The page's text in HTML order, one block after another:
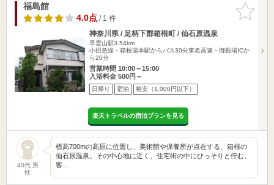
お気に入
りに追加
福島館
4.0点/ 1 件
神奈川県 / 足柄下郡箱根町 / 仙石原温泉
早雲山駅3.54km
小田急線・箱根湯本駅からバス30分東名高速・御殿場ICか
ら20分
営業時間 10:00～15:00
入浴料金 500円～
日帰り 宿泊 格安（1,000円以下）
楽天トラベルの宿泊プランを見る
40代 男
性
標高700mの高原に位置し、美術館や保養所が点在する、箱根の
仙石原温泉。その中心地に近く、住宅街の中にひっそりと佇む、
客…